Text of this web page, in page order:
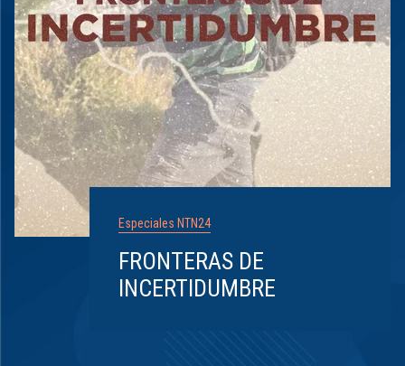
Especiales NTN24
FRONTERAS DE
INCERTIDUMBRE